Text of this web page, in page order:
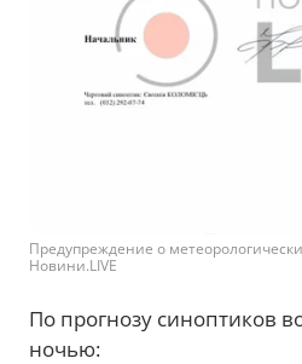
Предупреждение о
Новини.LIVE
По прогнозу синоптиков
ночью: